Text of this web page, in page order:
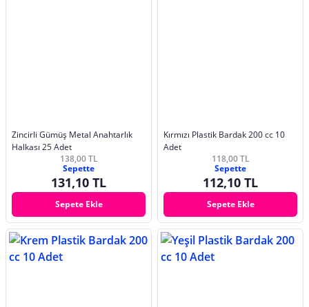
Zincirli Gümüş Metal Anahtarlık
Halkası 25 Adet
138,00 TL
Sepette
131,10 TL
Sepete Ekle
Kırmızı Plastik Bardak 200 cc 10
Adet
118,00 TL
Sepette
112,10 TL
Sepete Ekle